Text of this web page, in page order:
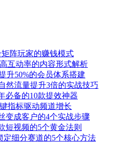
阵玩家的赚钱模式
互动率的内容形式解析
升50%的会员体系搭建
然流量提升3倍的实战技巧
必备的10款提效神器
指标驱动频道增长
变成客户的4个实战步骤
短视频的5个黄金法则
定细分赛道的5个核心方法